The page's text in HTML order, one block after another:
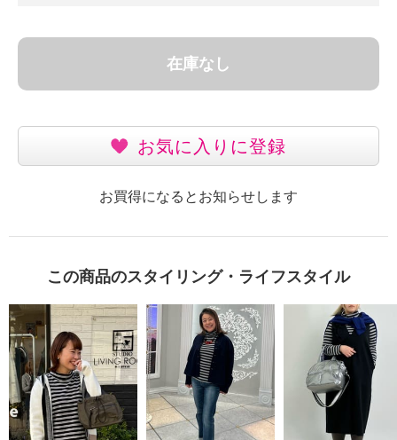
在庫なし
お気に入りに登録
お買得になるとお知らせします
この商品のスタイリング・ライフスタイル